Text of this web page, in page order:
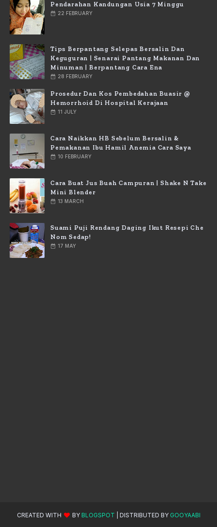
Pendarahan Kandungan Usia 7 Minggu
22 FEBRUARY
Tips Berpantang Selepas Bersalin Dan
Keguguran | Senarai Pantang Makanan Dan
Minuman | Berpantang Cara Ena
28 FEBRUARY
Prosedur Dan Kos Pembedahan Buasir @
Hemorrhoid Di Hospital Kerajaan
11 JULY
Cara Naikkan HB Sebelum Bersalin &
Pemakanan Ibu Hamil Anemia Cara Saya
10 FEBRUARY
Cara Buat Jus Buah Campuran | Shake N Take
Mini Blender
13 MARCH
Suami Puji Rendang Daging Ikut Resepi Che
Nom Sedap!
17 MAY
CREATED WITH BY BLOGSPOT | DISTRIBUTED BY GOOYAABI